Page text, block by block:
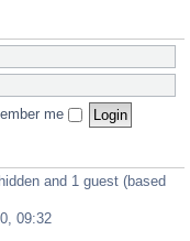
me
and 1 guest (based
09:32